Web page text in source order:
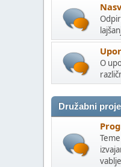
O
Družabni